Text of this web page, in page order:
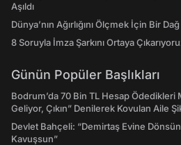
Aşıldı
Dünya’nın Ağırlığını Ölçmek İçin Bir
8 Soruyla İmza Şarkını Ortaya
Günün Popüler Başlıkları
Bodrum’da 70 Bin TL Hesap Ödedikleri
Geliyor, Çıkın” Denilerek Kovulan Aile
Devlet Bahçeli: “Demirtaş Evine
Kavuşsun”